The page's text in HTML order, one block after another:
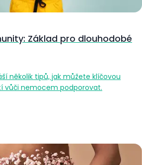
Základ pro dlouhodobé
několik tipů, jak můžete klíčovou
vůči nemocem podporovat.